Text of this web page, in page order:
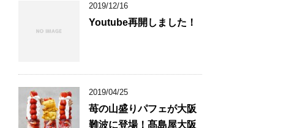
2019/12/16
Youtube再開しました！
2019/04/25
苺の山盛りパフェが大阪
難波に登場！髙島屋大阪